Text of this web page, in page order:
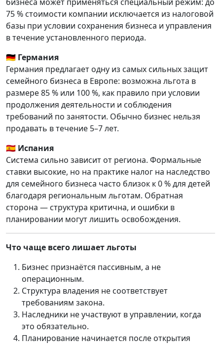
бизнеса может применяться специальный режим: до
75 % стоимости компании исключается из налоговой
базы при условии сохранения бизнеса и управления
в течение установленного периода.
🇩🇪 Германия
Германия предлагает одну из самых сильных защит
семейного бизнеса в Европе: возможна льгота в
размере 85 % или 100 %, как правило при условии
продолжения деятельности и соблюдения
требований по занятости. Обычно бизнес нельзя
продавать в течение 5–7 лет.
🇪🇸 Испания
Система сильно зависит от региона. Формальные
ставки высокие, но на практике налог на наследство
для семейного бизнеса часто близок к 0 % для детей
благодаря региональным льготам. Обратная
сторона — структура критична, и ошибки в
планировании могут лишить освобождения.
Что чаще всего лишает льготы
Бизнес признаётся пассивным, а не
операционным.
Структура владения не соответствует
требованиям закона.
Наследники не участвуют в управлении, когда
это обязательно.
Планирование начинается после открытия